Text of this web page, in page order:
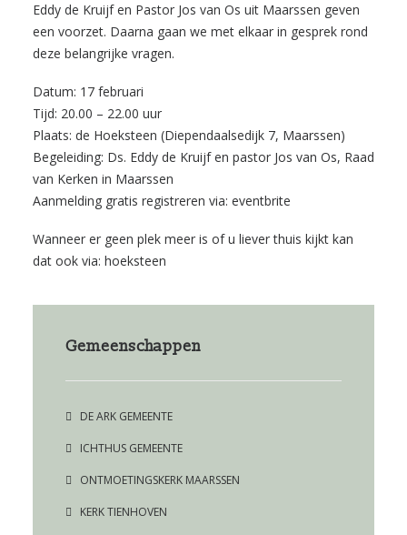
Eddy de Kruijf en Pastor Jos van Os uit Maarssen geven
een voorzet. Daarna gaan we met elkaar in gesprek rond
deze belangrijke vragen.
Datum: 17 februari
Tijd: 20.00 – 22.00 uur
Plaats: de Hoeksteen (Diependaalsedijk 7, Maarssen)
Begeleiding: Ds. Eddy de Kruijf en pastor Jos van Os, Raad
van Kerken in Maarssen
Aanmelding gratis registreren via: eventbrite
Wanneer er geen plek meer is of u liever thuis kijkt kan
dat ook via: hoeksteen
Gemeenschappen
DE ARK GEMEENTE
ICHTHUS GEMEENTE
ONTMOETINGSKERK MAARSSEN
KERK TIENHOVEN